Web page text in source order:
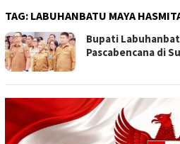
TAG: LABUHANBATU MAYA
Bupati
Pascabencana di